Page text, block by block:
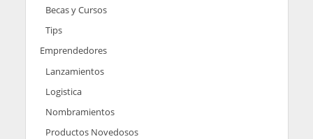
Becas y Cursos
Tips
Emprendedores
Lanzamientos
Logistica
Nombramientos
Productos Novedosos